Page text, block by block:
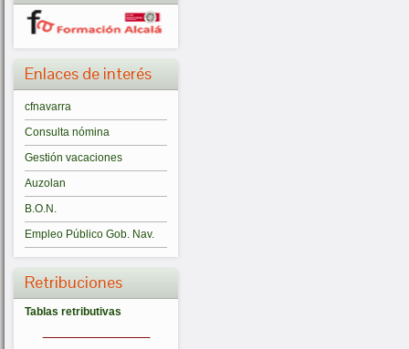
Enlaces de interés
cfnavarra
Consulta nómina
Gestión vacaciones
Auzolan
B.O.N.
Empleo Público Gob. Nav.
Retribuciones
Tablas retributivas